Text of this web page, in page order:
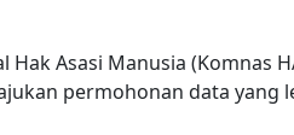
Asasi Manusia (Komnas
permohonan data yang